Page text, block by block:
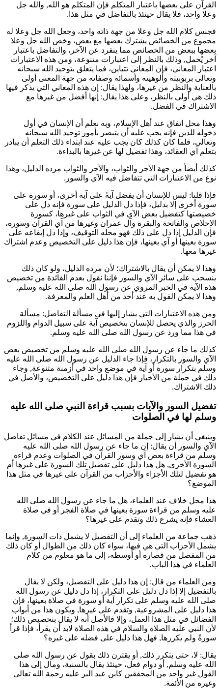
القرآن على بعضها باعتبار المتكلم فإن المتكلم هو الله, والله جل
وعلا واحد، فلا يقال حينئذ بالتفاضل في مثل هذا.
فجنس كلام الله جل وعلا من جهة ذاته واحد، وجعل الله جل وعلا له
مجموع من الخصائص يشترك بعضها مع بعض، وخص الله جل وعلا
بعضها ببعض من الخصائص مما ينفرد عن الآخر، والتفاضل باعتبار
آخر يُحمل, وذلك بالنظر إلى اعتبارات متنوعة، ومن هذه الاعتبارات
اعتبار المعاني، فإن المعاني تتباين، فما يتعلق بتوحيد الله سبحانه
وتعالى بربوبيته وألوهيته وأسمائه وصفاته من جهة المعنى أولى
بالعناية والنظر من غيرها، ولهذا يقال: إن هذه المعاني التي يذكر فيها
ذلك هي أولى بالنظر، وعلى هذا يقال: إنها أفضل من غيرها مع
الاشتراك في الفضل.
وهذا محل اتفاق عند أهل الإسلام، وبه نعلم أن الإنسان في أول
دخوله للدين فإنه يجب عليه أن يتبصر بأمور توحيد الله سبحانه
وتعالى، فلما كان كذلك كان يجب عليه عند ابتداء ذلك التعلم أن يبادر
بتعلم آي العقائد، وهذا تفضيل لها عن غيرها بالبداءة.
كذلك أيضاً من جهة الأجر والثواب، والأجر والثواب مرده الدليل، وهذا
نوع من الاعتبارات التي تتفاضل فيه الآي والسور.
فإذا قلنا: ليس للإنسان أن يفضل آيةً على آية أخرى، أو سورة على
سورة أخرى إلا بدليل، فإذا دل الدليل على سورة فإنه دل على
خصيصتها كتفضيل بعض الآي في الثواب على غيرها، كسورة
الإخلاص والفاتحة والبقرة وآل عمران وغيرها من آي القرآن وسوره،
فإن الدليل إذا دل على ذلك فهو محله التوقيف، وإذا دل إيقاعه على
سورة بعينها أو آي بعينها، فإن هذا دليل على التخصيص وعدم اشتراك
غيرها معها.
وهذا لا يمكن أن يقال بالاشتراك؛ لأن مرده الدليل، ولو كان ذلك
ينسحب على سائر الآي والسور فإننا نقول بعدم الفائدة من تخصيص
هذه الآية في الخبر المروي عن رسول الله صلى الله عليه وسلم,
وهذا لا يمكن القول به عند أحد من أهل العلم والمعرفة.
ومن هذه الاعتبارات التي يشار إليها في مسألة التفاضل: مسألة
الحرز والذي يحصل للإنسان بتخصيص آية على سبيل الدوام واللزوم
في هذا مما ورد عن رسول الله صلى الله عليه وسلم.
كذلك ما جاء عن رسول الله صلى الله عليه وسلم من تخصيص بعض
الآي والسور بالتكرار، فإذا جاء الدليل عن رسول الله صلى الله عليه
وسلم بتكرار سورة أو آية في موضع واحد في أزمنة متنوعة, وجاء
ذلك في جملة من الأخبار فإن هذا دليل على التخصيص، والأصل في
ذلك الاشتراك.
تفضيل السور والآيات بسبب قراءة النبي صلى الله عليه
وسلم لها في الصلوات
وينبغي أن يشار إلى جملة من المسائل عند الكلام في مسائل تفاضل
الآي والسور أن يقال: إن ما جاء عن رسول الله صلى الله عليه
وسلم من قراءة بعض آي وسور القرآن في الصلوات وعدم قراءة
السورة الأخرى, هل هذا دليل على تفضيل تلك السورة على غيرها أم
هو تفضيل لتلك الأجزاء والأحزاب من القرآن على غيرها في مثل هذا
الموضع؟
هذا محل خلاف عند العلماء، هل ما جاء عن رسول الله صلى الله
عليه وسلم من قراءة سورة بعينها في صلاة الفجر أو في صلاة
العشاء فإنه يشرع ذلك وتقدم على غيرها؟
ذهب جماعة من العلماء إلى أن التفضيل لا يشمل ذات السورة, وإنما
يشمل الأحزاب التي هي فيها، سواء كان ذلك من الطوال أو كان ذلك
من المفصل من قصاره أو أوسطه، إلى ما هو معلوم من كلام
العلماء في هذا الباب.
ومن العلماء من قال: إن هذا دليل على التفضيل، ولكن لا يقال
بالتفضيل إلا إذا دل دليل على التكرار، إذا دل دليل عن رسول الله
صلى الله عليه وسلم على تكرار آية أو سورة في صلاة بعينها، فإن
هذا دليل على المشروعية, وتقدم على غيرها, ويكون هذا من أبواب
الفضائل في مثل هذا العمل، وإلا فالأصل أنه لا يقال بتخصيص ذلك؛
لأن النبي عليه الصلاة والسلام في هذه الصلاة لابد أن يقرأ، فإذا قرأ
سورةً ولم يكررها, فهل هذا دليل على فضله على غيره؟
يقال: لا، حتى يتكرر ذلك, أو يقترن ذلك بقول عن رسول الله صلى
الله عليه وسلم, أو دوام فعل، حينئذ يقال بالسنية، ومال إلى هذا
القول غير واحد من المحققين كابن عبد البر
عليه رحمة الله تعالى
وغيره من الأئمة.